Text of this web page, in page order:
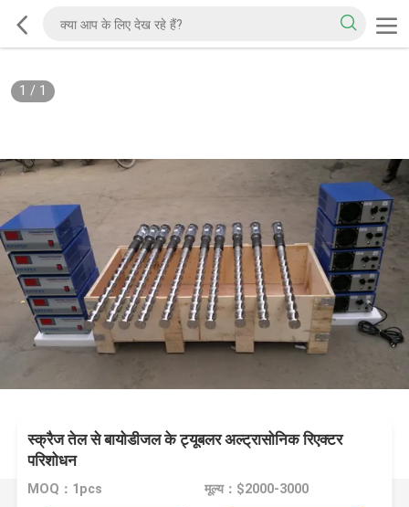
1 / 1
स्क्रैज तेल से बायोडीजल के ट्यूबलर अल्ट्रासोनिक रिएक्टर
परिशोधन
MOQ：1pcs मूल्य：$2000-3000